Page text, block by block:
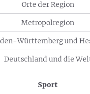
Orte der Region
Metropolregion
Württemberg und
Deutschland und die
Sport